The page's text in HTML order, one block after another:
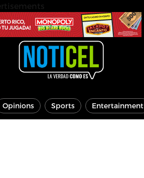
Opinions Sports Entertainment